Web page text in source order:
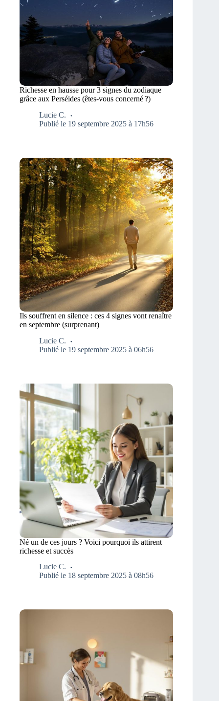
Richesse en hausse pour 3 signes du zodiaque
grâce aux Perséides (êtes-vous concerné ?)
Lucie C.
Publié le 19 septembre 2025 à 17h56
Ils souffrent en silence : ces 4 signes vont renaître
en septembre (surprenant)
Lucie C.
Publié le 19 septembre 2025 à 06h56
Né un de ces jours ? Voici pourquoi ils attirent
richesse et succès
Lucie C.
Publié le 18 septembre 2025 à 08h56